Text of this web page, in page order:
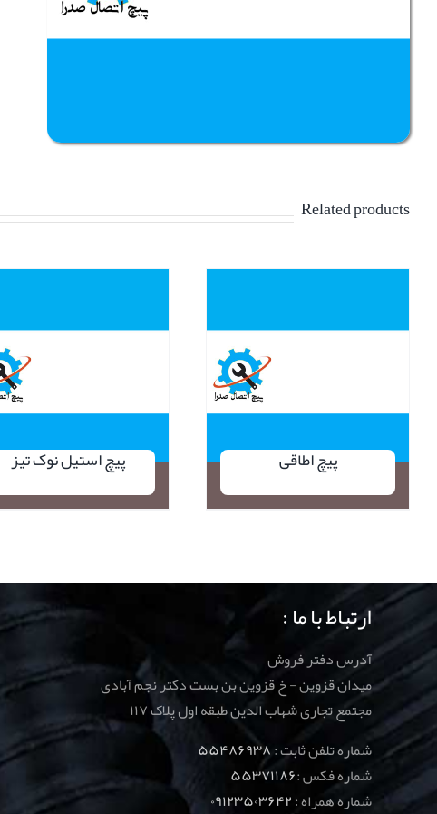
Related products
پیچ اطاقی پیچ استیل نوک تیز
ارتباط با ما :
آدرس دفتر فروش
میدان قزوین - خ قزوین بن بست دکتر نجم آبادی
مجتمع تجاری شهاب الدین طبقه اول پلاک ۱۱۷
شماره تلفن ثابت :۵۵۴۸۶۹۳۸
شماره فکس :۵۵۳۷۱۱۸۶
شماره همراه :۰۹۱۲۳۵۰۳۶۴۲